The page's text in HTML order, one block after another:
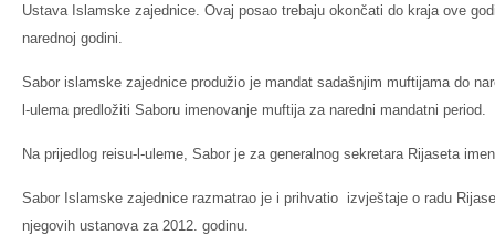
Ustava Islamske zajednice. Ovaj posao trebaju okončati do kraja ove
narednoj godini.
Sabor islamske zajednice produžio je mandat sadašnjim muftijama do
l-ulema predložiti Saboru imenovanje muftija za naredni mandatni period.
Na prijedlog reisu-l-uleme, Sabor je za generalnog sekretara Rijaseta
Sabor Islamske zajednice razmatrao je i prihvatio izvještaje o radu
njegovih ustanova za 2012. godinu.